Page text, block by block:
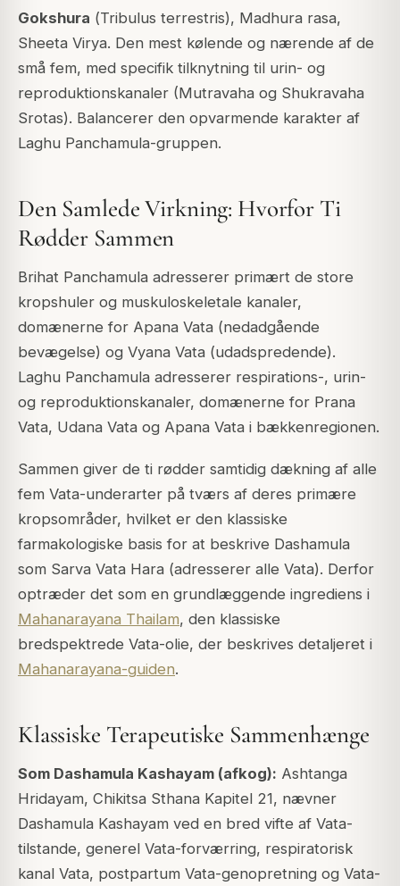
Gokshura (Tribulus terrestris), Madhura rasa,
Sheeta Virya. Den mest kølende og nærende af de
små fem, med specifik tilknytning til urin- og
reproduktionskanaler (Mutravaha og Shukravaha
Srotas). Balancerer den opvarmende karakter af
Laghu Panchamula-gruppen.
Den Samlede Virkning: Hvorfor Ti
Rødder Sammen
Brihat Panchamula adresserer primært de store
kropshuler og muskuloskeletale kanaler,
domænerne for Apana Vata (nedadgående
bevægelse) og Vyana Vata (udadspredende).
Laghu Panchamula adresserer respirations-, urin-
og reproduktionskanaler, domænerne for Prana
Vata, Udana Vata og Apana Vata i bækkenregionen.
Sammen giver de ti rødder samtidig dækning af alle
fem Vata-underarter på tværs af deres primære
kropsområder, hvilket er den klassiske
farmakologiske basis for at beskrive Dashamula
som Sarva Vata Hara (adresserer alle Vata). Derfor
optræder det som en grundlæggende ingrediens i
Mahanarayana Thailam, den klassiske
bredspektrede Vata-olie, der beskrives detaljeret i
Mahanarayana-guiden.
Klassiske Terapeutiske Sammenhænge
Som Dashamula Kashayam (afkog): Ashtanga
Hridayam, Chikitsa Sthana Kapitel 21, nævner
Dashamula Kashayam ved en bred vifte af Vata-
tilstande, generel Vata-forværring, respiratorisk
kanal Vata, postpartum Vata-genopretning og Vata-